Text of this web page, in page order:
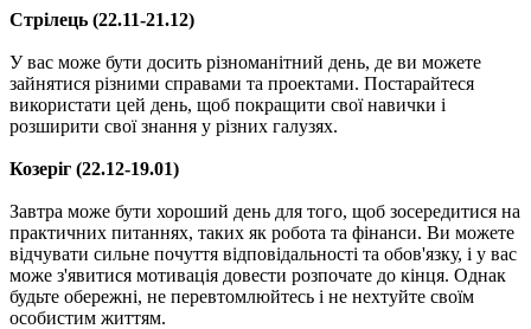
Стрілець (22.11-21.12)
У вас може бути досить різноманітний день, де ви можете
зайнятися різними справами та проектами. Постарайтеся
використати цей день, щоб покращити свої навички і
розширити свої знання у різних галузях.
Козеріг (22.12-19.01)
Завтра може бути хороший день для того, щоб зосередитися на
практичних питаннях, таких як робота та фінанси. Ви можете
відчувати сильне почуття відповідальності та обов'язку, і у вас
може з'явитися мотивація довести розпочате до кінця. Однак
будьте обережні, не перевтомлюйтесь і не нехтуйте своїм
особистим життям.